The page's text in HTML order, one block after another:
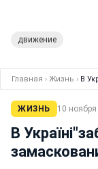
движение
Главная › Жизнь › В
ЖИЗНЬ 10 ноября
В